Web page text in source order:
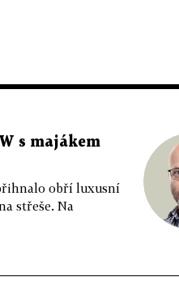
s majákem
obří luxusní
střeše. Na